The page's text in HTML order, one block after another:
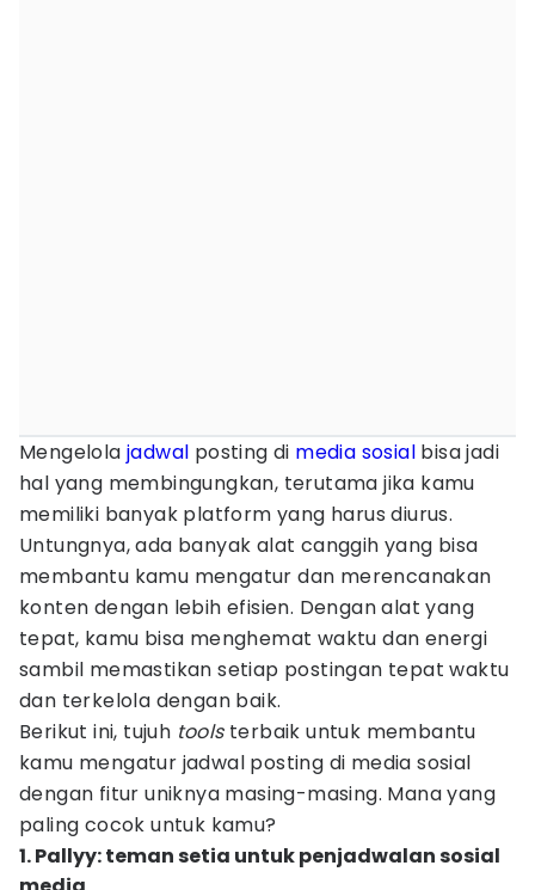
Mengelolajadwal posting di media sosial bisa jadi
hal yang membingungkan, terutama jika kamu
memiliki banyak platform yang harus diurus.
Untungnya, ada banyak alat canggih yang bisa
membantu kamu mengatur dan merencanakan
konten dengan lebih efisien. Dengan alat yang
tepat, kamu bisa menghemat waktu dan energi
sambil memastikan setiap postingan tepat waktu
dan terkelola dengan baik.
Berikut ini, tujuh toolsterbaik untuk membantu
kamu mengatur jadwal posting di media sosial
dengan fitur uniknya masing-masing. Mana yang
paling cocok untuk kamu?
1. Pallyy: teman setia untuk penjadwalan sosial